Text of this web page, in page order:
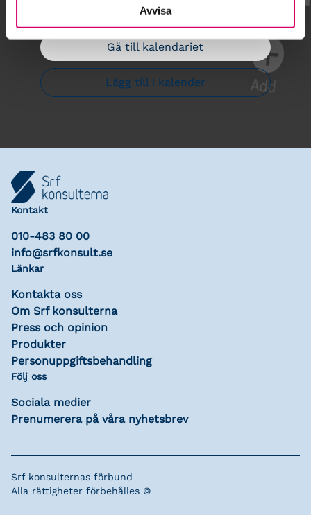
Avvisa
Gå till kalendariet
Lägg till i kalender
Kontakt
010-483 80 00
info@srfkonsult.se
Länkar
Kontakta oss
Om Srf konsulterna
Press och opinion
Produkter
Personuppgiftsbehandling
Följ oss
Sociala medier
Prenumerera på våra nyhetsbrev
Srf konsulternas förbund
Alla rättigheter förbehålles ©